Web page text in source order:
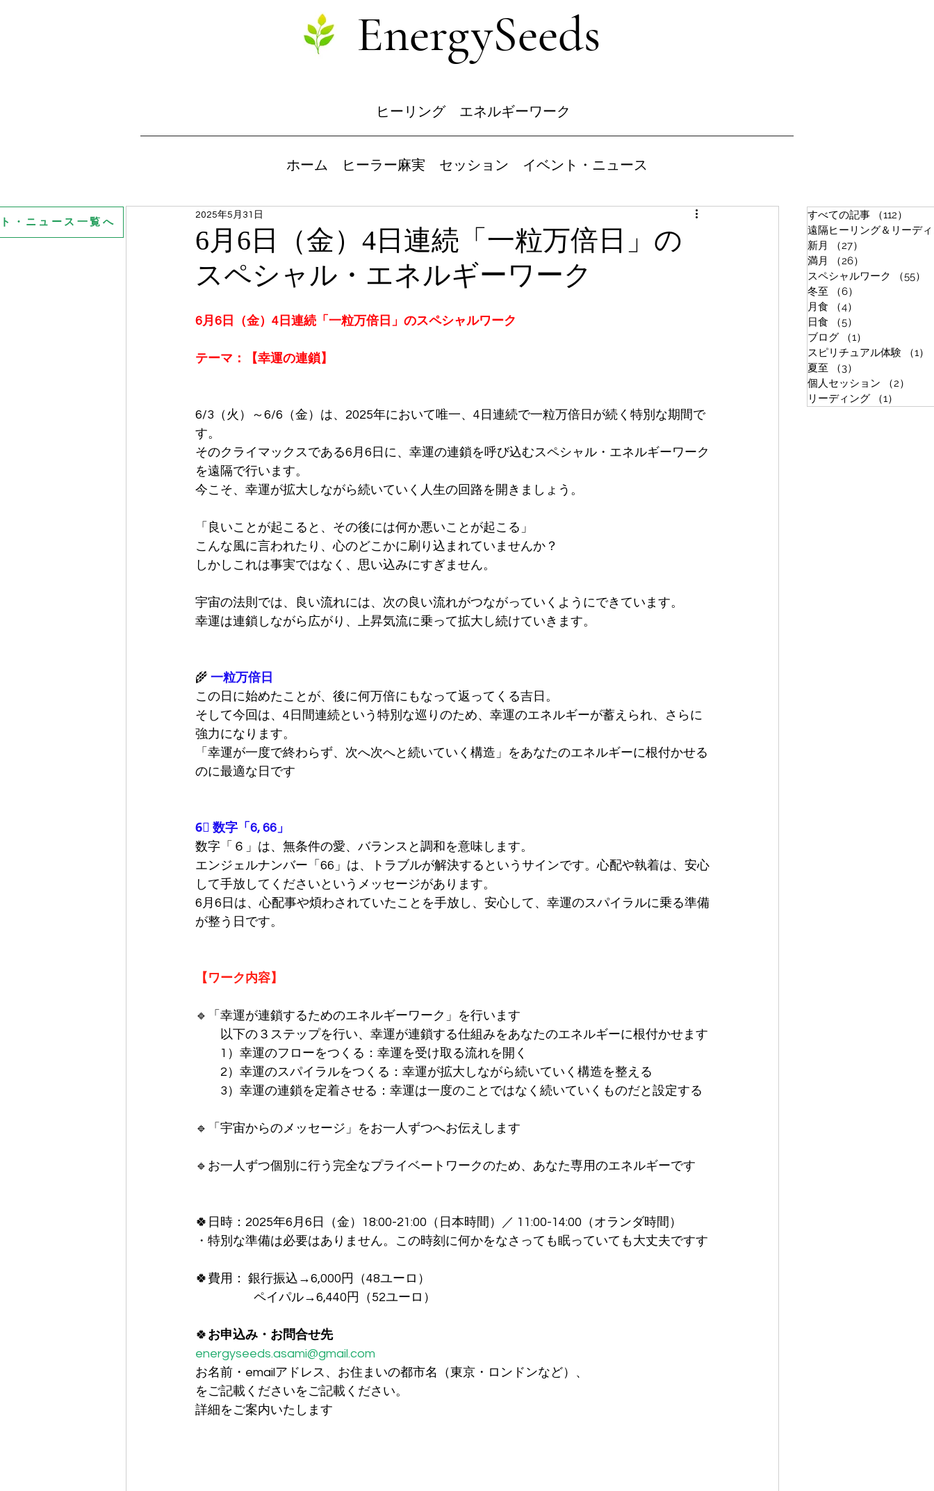
EnergySeeds
ヒーリング エネルギーワーク
ホーム ヒーラー麻実 セッション イベント・ニュース
・ニュース一覧へ
6月6日（金）4日連続「一粒万倍日」の
スペシャル・エネルギーワーク
2025年5月31日
6月6日（金） 4日連続「一粒万倍日」のスペシャルワーク
テーマ： 【幸運の連鎖】
6/3（火）～6/6（金）は、2025年において唯一、4日連続で一粒万倍日が続く特別な期間で
す。
そのクライマックスである6月6日に、幸運の連鎖を呼び込むスペシャル・エネルギーワーク
を遠隔で行います。
今こそ、幸運が拡大しながら続いていく人生の回路を開きましょう。
「良いことが起こると、その後には何か悪いことが起こる」
こんな風に言われたり、心のどこかに刷り込まれていませんか？
しかしこれは事実ではなく、思い込みにすぎません。
宇宙の法則では、良い流れには、次の良い流れがつながっていくようにできています。
幸運は連鎖しながら広がり、上昇気流に乗って拡大し続けていきます。
🌾 一粒万倍日
この日に始めたことが、後に何万倍にもなって返ってくる吉日。
そして今回は、4日間連続という特別な巡りのため、幸運のエネルギーが蓄えられ、さらに
強力になります。
「幸運が一度で終わらず、次へ次へと続いていく構造」をあなたのエネルギーに根付かせる
のに最適な日です
6⃣ 数字「6, 66」
数字「６」は、無条件の愛、バランスと調和を意味します。
エンジェルナンバー「66」は、トラブルが解決するというサインです。心配や執着は、安心
して手放してくださいというメッセージがあります。
6月6日は、心配事や煩わされていたことを手放し、安心して、幸運のスパイラルに乗る準備
が整う日です。
【ワーク内容】
🔹「幸運が連鎖するためのエネルギーワーク」を行います
以下の３ステップを行い、幸運が連鎖する仕組みをあなたのエネルギーに根付かせます
1）幸運のフローをつくる：幸運を受け取る流れを開く
2）幸運のスパイラルをつくる：幸運が拡大しながら続いていく構造を整える
3）幸運の連鎖を定着させる：幸運は一度のことではなく続いていくものだと設定する
🔹「宇宙からのメッセージ」をお一人ずつへお伝えします
🔹お一人ずつ個別に行う完全なプライベートワークのため、あなた専用のエネルギーです
🍀 日時：2025年6月6日（金）18:00-21:00（日本時間）／ 11:00-14:00（オランダ時間）
・特別な準備は必要はありません。この時刻に何かをなさっても眠っていても大丈夫ですす
🍀費用： 銀行振込→6,000円（48ユーロ）
ペイパル→6,440円（52ユーロ）
🍀 お申込み・お問合せ先
energyseeds.asami@gmail.com
お名前・emailアドレス、お住まいの都市名（東京・ロンドンなど）、
をご記載くださいをご記載ください。
詳細をご案内いたします
すべての記事 （112）
遠隔ヒーリング＆リーデ
新月
（27）
満月
（26）
スペシャルワーク
（55）
冬至
（6）
月食
（4）
日食
（5）
ブログ
（1）
スピリチュアル体験
（1）
夏至
（3）
個人セッション
（2）
リーディング
（1）